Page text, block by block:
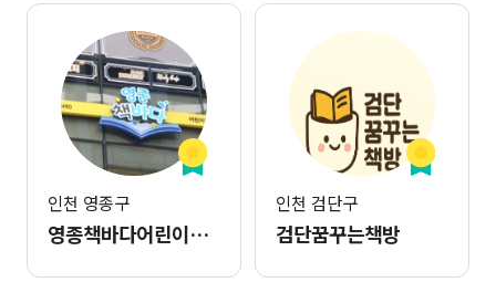
인천 영종구
영종책바다어린이서점
인천 검단구
검단꿈꾸는책방